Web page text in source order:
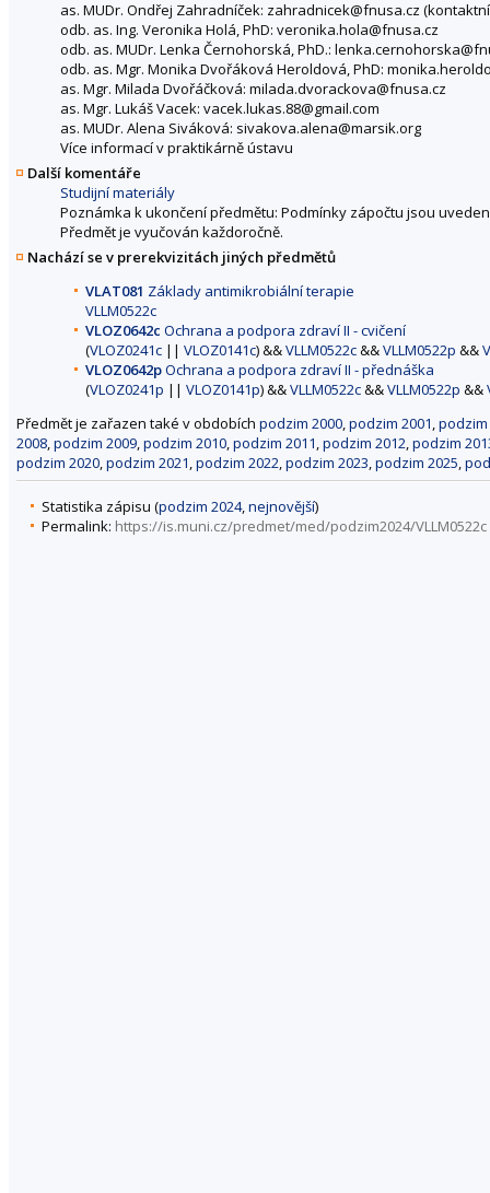
as. MUDr. Ondřej Zahradníček: zahradnicek@fnusa.cz (kontaktní
odb. as. Ing. Veronika Holá, PhD: veronika.hola@fnusa.cz
odb. as. MUDr. Lenka Černohorská, PhD.:
odb. as. Mgr. Monika Dvořáková Heroldová, PhD:
as. Mgr. Milada Dvořáčková: milada.dvorackova@fnusa.cz
as. Mgr. Lukáš Vacek: vacek.lukas.88@gmail.com
as. MUDr. Alena Siváková: sivakova.alena@marsik.org
Více informací v praktikárně ústavu
Další komentáře
Studijní materiály
Poznámka k ukončení předmětu: Podmínky zápočtu jsou
Předmět je vyučován každoročně.
Nachází se v prerekvizitách jiných předmětů
VLAT081 Základy antimikrobiální terapie
VLLM0522c
VLOZ0642c Ochrana a podpora zdraví II - cvičení
(VLOZ0241c || VLOZ0141c) &&VLLM0522c&&VLLM0522p &&
VLOZ0642pOchrana a podpora zdraví II - přednáška
(VLOZ0241p || VLOZ0141p) &&VLLM0522c&&VLLM0522p &&
Předmět je zařazen také v obdobích podzim 2000,podzim 2001,podzim
2008,podzim 2009,podzim 2010,podzim 2011,podzim 2012,podzim
podzim 2020,podzim 2021,podzim 2022,podzim 2023,podzim 2025,
Statistika zápisu (podzim 2024,nejnovější)
Permalink: https://is.muni.cz/predmet/med/podzim2024/VLLM0522c